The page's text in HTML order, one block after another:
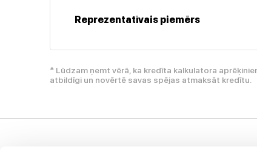
Reprezentatīvais piemērs
* Lūdzam ņemt vērā, ka kredīta kalkulatora
atbildīgi un novērtē savas spējas atmaksāt kredītu.